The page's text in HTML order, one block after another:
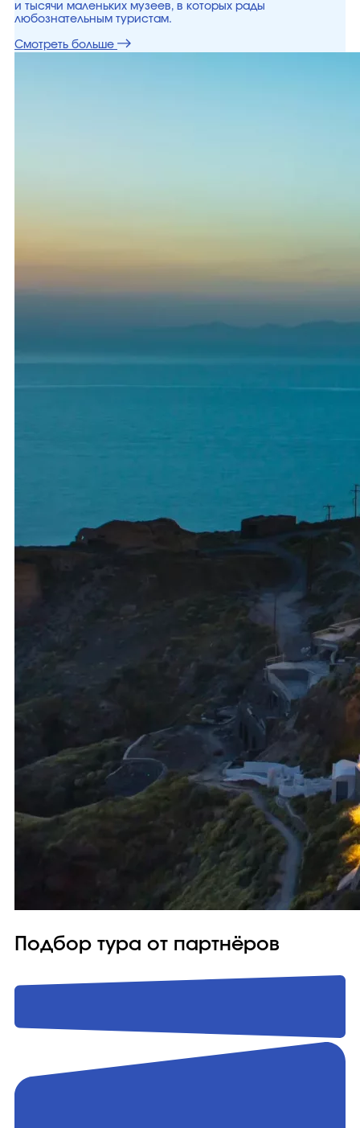
и тысячи маленьких музеев, в которых рады
любознательным туристам.
Смотреть больше
Подбор тура от партнёров